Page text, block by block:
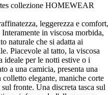
collezione HOMEWEAR
leggerezza e comfort,
in viscosa morbida,
naturale che si adatta ai
Piacevole al tatto, la viscosa
ideale per le notti estive o i
a una camicia, presenta una
elegante, maniche corte
fronte. Una discreta tasca sul